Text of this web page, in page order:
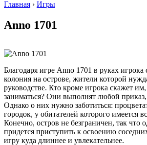
Главная › Игры
Anno 1701
Благодаря игре Anno 1701 в руках игрока
колония на острове, жители которой
руководстве. Кто кроме игрока скажет
заниматься? Они выполнят любой
Однако о них нужно заботиться:
городок, у обитателей которого имеется
Конечно, остров не безграничен, так что
придется приступить к освоению
игру куда длиннее и увлекательнее.